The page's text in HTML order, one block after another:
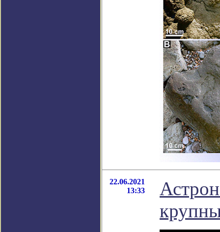
22.06.2021
13:33